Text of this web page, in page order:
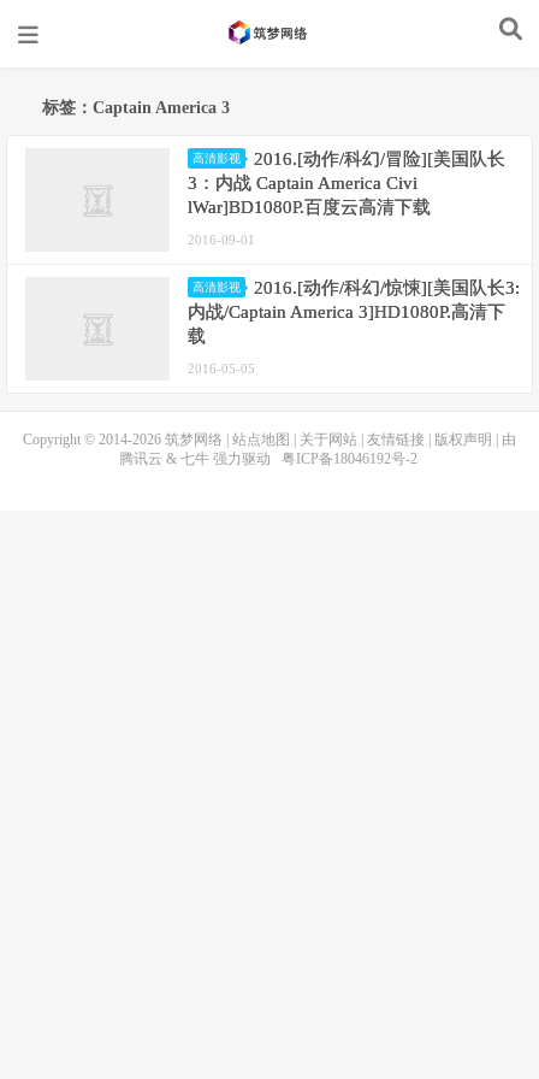
标签：Captain America 3
高清影视
2016.[动作/科幻/冒险][美国队长
3：内战 Captain America Civi
lWar]BD1080P.百度云高清下载
2016-09-01
高清影视
2016.[动作/科幻/惊悚][美国队长3:
内战/Captain America 3]HD1080P.高清下
载
2016-05-05
Copyright © 2014-2026 筑梦网络 站点地图 关于网站 友情链接 版权声明
| 由
腾讯云 & 七牛强力驱动 粤ICP备18046192号-2